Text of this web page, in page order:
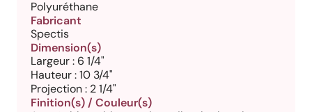
Polyuréthane
Fabricant
Spectis
Dimension(s)
Largeur : 6 1/4"
Hauteur : 10 3/4"
Projection : 2 1/4"
Finition(s) / Couleur(s)